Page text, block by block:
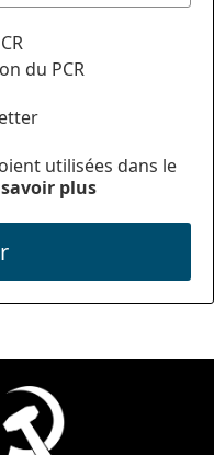
du PCR
utilisées dans le
savoir plus